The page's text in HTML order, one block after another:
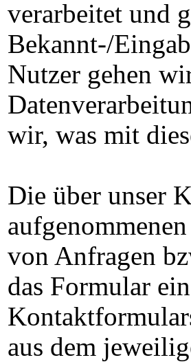
verarbeitet und
Bekannt-/
Nutzer gehen
wir, was mit
Die über unser
von Anfragen
das Formular
aus dem